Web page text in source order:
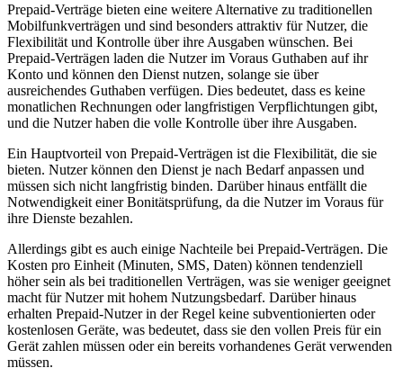
Prepaid-Verträge bieten eine weitere Alternative zu traditionellen
Mobilfunkverträgen und sind besonders attraktiv für Nutzer, die
Flexibilität und Kontrolle über ihre Ausgaben wünschen. Bei
Prepaid-Verträgen laden die Nutzer im Voraus Guthaben auf ihr
Konto und können den Dienst nutzen, solange sie über
ausreichendes Guthaben verfügen. Dies bedeutet, dass es keine
monatlichen Rechnungen oder langfristigen Verpflichtungen gibt,
und die Nutzer haben die volle Kontrolle über ihre Ausgaben.
Ein Hauptvorteil von Prepaid-Verträgen ist die Flexibilität, die sie
bieten. Nutzer können den Dienst je nach Bedarf anpassen und
müssen sich nicht langfristig binden. Darüber hinaus entfällt die
Notwendigkeit einer Bonitätsprüfung, da die Nutzer im Voraus für
ihre Dienste bezahlen.
Allerdings gibt es auch einige Nachteile bei Prepaid-Verträgen. Die
Kosten pro Einheit (Minuten, SMS, Daten) können tendenziell
höher sein als bei traditionellen Verträgen, was sie weniger geeignet
macht für Nutzer mit hohem Nutzungsbedarf. Darüber hinaus
erhalten Prepaid-Nutzer in der Regel keine subventionierten oder
kostenlosen Geräte, was bedeutet, dass sie den vollen Preis für ein
Gerät zahlen müssen oder ein bereits vorhandenes Gerät verwenden
müssen.